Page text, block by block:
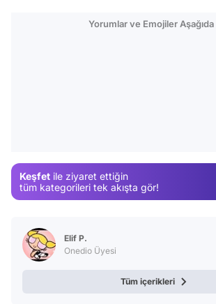
Yorumlar ve Emojiler Aşağıda
Keşfet ile ziyaret ettiğin
tüm kategorileri tek akışta gör!
Elif P.
Onedio Üyesi
Tüm içerikleri